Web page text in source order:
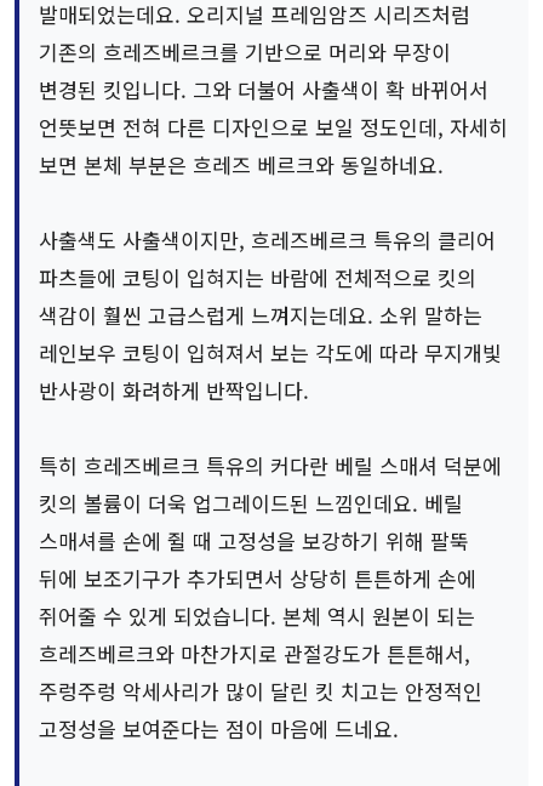
발매되었는데요. 오리지널 프레임암즈 시리즈처럼
기존의 흐레즈베르크를 기반으로 머리와 무장이
변경된 킷입니다. 그와 더불어 사출색이 확 바뀌어서
언뜻보면 전혀 다른 디자인으로 보일 정도인데, 자세히
보면 본체 부분은 흐레즈 베르크와 동일하네요.
사출색도 사출색이지만, 흐레즈베르크 특유의 클리어
파츠들에 코팅이 입혀지는 바람에 전체적으로 킷의
색감이 훨씬 고급스럽게 느껴지는데요. 소위 말하는
레인보우 코팅이 입혀져서 보는 각도에 따라 무지개빛
반사광이 화려하게 반짝입니다.
특히 흐레즈베르크 특유의 커다란 베릴 스매셔 덕분에
킷의 볼륨이 더욱 업그레이드된 느낌인데요. 베릴
스매셔를 손에 쥘 때 고정성을 보강하기 위해 팔뚝
뒤에 보조기구가 추가되면서 상당히 튼튼하게 손에
쥐어줄 수 있게 되었습니다. 본체 역시 원본이 되는
흐레즈베르크와 마찬가지로 관절강도가 튼튼해서,
주렁주렁 악세사리가 많이 달린 킷 치고는 안정적인
고정성을 보여준다는 점이 마음에 드네요.